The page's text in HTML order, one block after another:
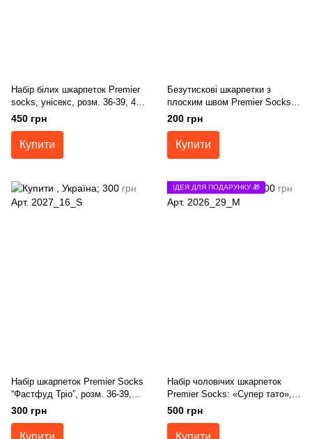
Набір білих шкарпеток Premier
socks, унісекс, розм. 36-39, 40-
42, 43-45
450 грн
Купити
Безутискові шкарпетки з
плоским швом Premier Socks -
темно-сині + чорні, унісекс,
розм. 40-42, 43-45
200 грн
Купити
Набір шкарпеток Premier Socks
“Фастфуд Тріо”, розм. 36-39,
40-42, 43-45
300 грн
ІДЕЯ ДЛЯ ПОДАРУНКУ 🎁
Набір чоловічих шкарпеток
Premier Socks: «Супер тато»,4
пари в наборі, розм.40-42, 43-
500 грн